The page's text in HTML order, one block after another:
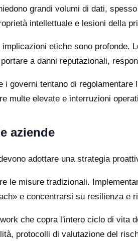
grandi volumi di dati,
intellettuale e lesioni della
etiche sono profonde.
a danni reputazionali,
i governi tentano di
multe elevate e interruzioni
aziende
adottare una strategia
le misure tradizionali.
e concentrarsi su resilienza
che copra l'intero ciclo di vita
protocolli di valutazione del